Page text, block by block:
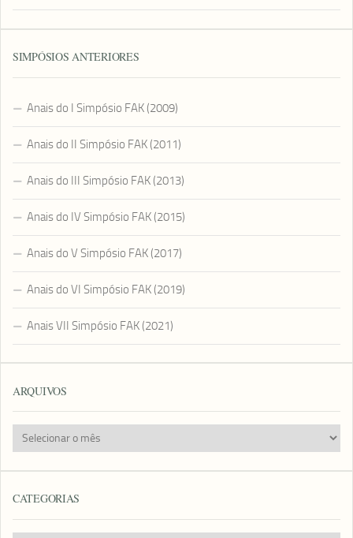
SIMPÓSIOS ANTERIORES
Anais do I Simpósio FAK (2009)
Anais do II Simpósio FAK (2011)
Anais do III Simpósio FAK (2013)
Anais do IV Simpósio FAK (2015)
Anais do V Simpósio FAK (2017)
Anais do VI Simpósio FAK (2019)
Anais VII Simpósio FAK (2021)
ARQUIVOS
Arquivos
CATEGORIAS